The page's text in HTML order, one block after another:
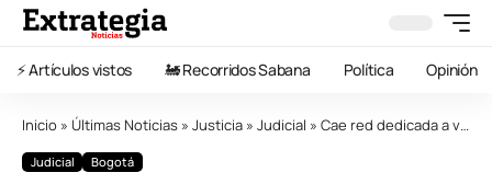
⚡️ Artículos vistos 🚂 Recorridos Sabana Política Opinión
Inicio » Últimas Noticias » Justicia » Judicial » Cae red dedicada a vender carne de reses, caballos y asnos al PAE en Cundinamarca
Judicial Bogotá